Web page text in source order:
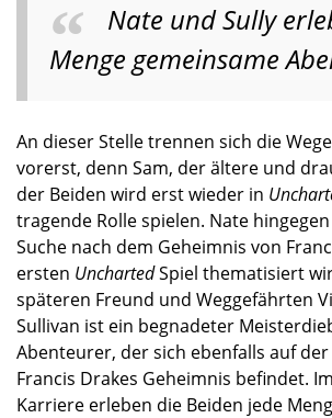
Nate und Sully
Menge gemeinsame
An dieser Stelle trennen sich die
vorerst, denn Sam, der ältere und
der Beiden wird erst wieder in
tragende Rolle spielen. Nate
Suche nach dem Geheimnis von
ersten UnchartedSpiel thematisiert
späteren Freund und Weggefährten
Sullivan ist ein begnadeter
Abenteurer, der sich ebenfalls auf der
Francis Drakes Geheimnis befindet.
Karriere erleben die Beiden jede